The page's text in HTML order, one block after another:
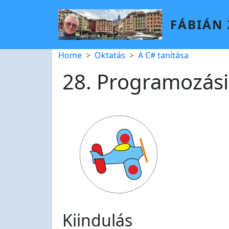
FÁBIÁN
Breadcrumb
Home Oktatás A C# tanítása
28.
Kiindulás